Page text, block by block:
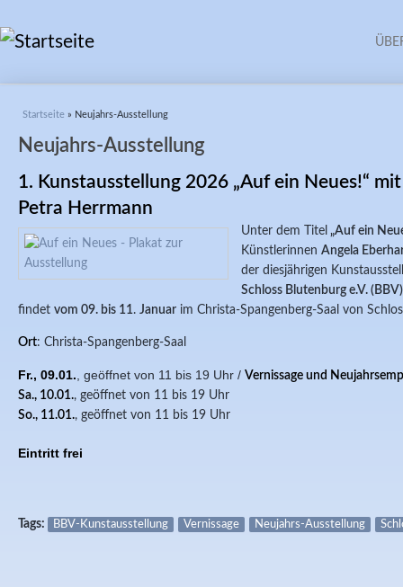
Sie sind hier
Startseite » Neujahrs-Ausstellung
Neujahrs-Ausstellung
1. Kunstausstellung 2026 „Auf ein Neues!“
Petra Herrmann
Unter dem Titel „Auf ein
Künstlerinnen Angela
der diesjährigen
Schloss Blutenburg e.V.
findet vom 09. bis 11. Januar im Christa-Spangenberg-Saal von
Ort: Christa-Spangenberg-Saal
Fr., 09.01. geöffnet von 11 bis 19 Uhr / Vernissage und
Sa., 10.01., geöffnet von 11 bis 19 Uhr
So., 11.01., geöffnet von 11 bis 19 Uhr
Eintritt frei
Tags: BBV-Kunstausstellung Vernissage Neujahrs-Ausstellung